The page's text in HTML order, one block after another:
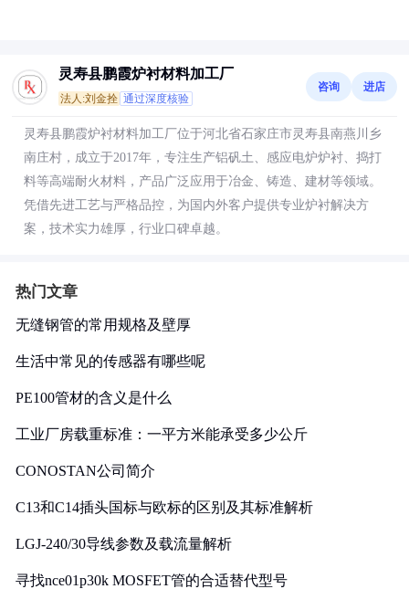
灵寿县鹏霞炉衬材料加工厂
法人:刘金拴 通过深度核验
咨询 进店
灵寿县鹏霞炉衬材料加工厂位于河北省石家庄市灵寿县南燕川乡
南庄村，成立于2017年，专注生产铝矾土、感应电炉炉衬、捣打
料等高端耐火材料，产品广泛应用于冶金、铸造、建材等领域。
凭借先进工艺与严格品控，为国内外客户提供专业炉衬解决方
案，技术实力雄厚，行业口碑卓越。
热门文章
无缝钢管的常用规格及壁厚
生活中常见的传感器有哪些呢
PE100管材的含义是什么
工业厂房载重标准：一平方米能承受多少公斤
CONOSTAN公司简介
C13和C14插头国标与欧标的区别及其标准解析
LGJ-240/30导线参数及载流量解析
寻找nce01p30k MOSFET管的合适替代型号